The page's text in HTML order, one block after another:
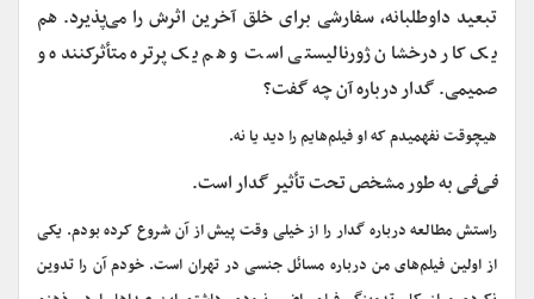
تبعید داوطلبانه، سفارشی برای خلق آخرین اثرش را می‌پذیرد. هم
یک کار درخشان ژورنالیستی است و هم یک پرتره متأثرکننده و
صمیمی. گدار درباره آن چه گفت؟
هیچوقت نفهمیدم که او فیلم‌هایم را دید یا نه.
فی‌فیبه طور مشخص تحت تأثیر گدار است.
راستش مطالعه درباره گدار را از خیلی وقت پیش از آن شروع کرده بودم. یکی
از اولین فیلم‌های من درباره مسائل جنسی در تهران است. خودم آن را تدوین